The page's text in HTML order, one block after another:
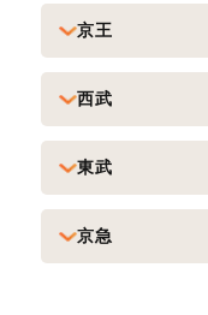
京王
西武
東武
京急